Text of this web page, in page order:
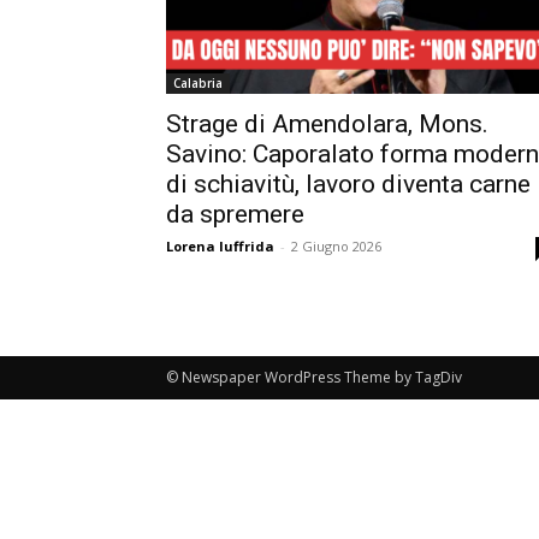
Calabria
Strage di Amendolara, Mons.
Savino: Caporalato forma
di schiavitù, lavoro diventa carne
da spremere
Lorena Iuffrida - 2 Giugno 2026
© Newspaper WordPress Theme by TagDiv